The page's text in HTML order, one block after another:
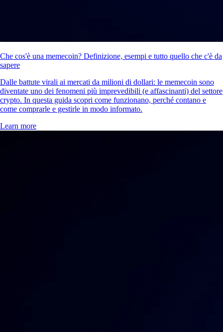
Che cos'è una memecoin? Definizione, esempi e tutto quello che c'è da
sapere
Dalle battute virali ai mercati da milioni di dollari: le memecoin sono
diventate uno dei fenomeni più imprevedibili (e affascinanti) del settore
crypto. In questa guida scopri come funzionano, perché contano e
come comprarle e gestirle in modo informato.
Learn more